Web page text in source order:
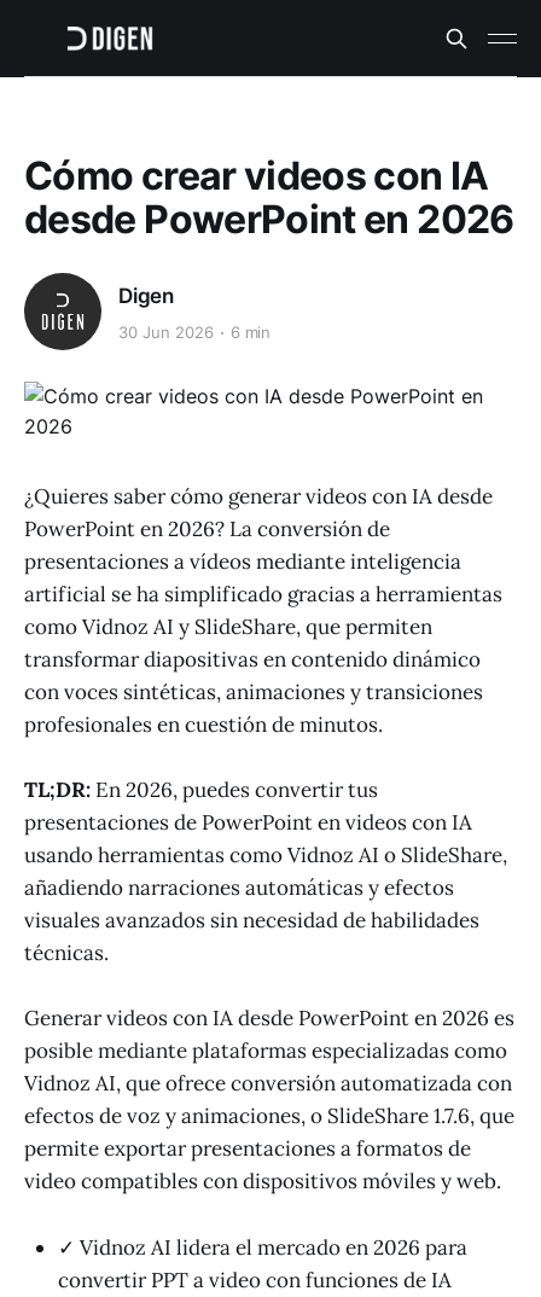
Cómo crear videos con IA
desde PowerPoint en 2026
Digen
30 Jun 2026 6 min
¿Quieres saber cómo generar videos con IA desde
PowerPoint en 2026? La conversión de
presentaciones a vídeos mediante inteligencia
artificial se ha simplificado gracias a herramientas
como Vidnoz AI y SlideShare, que permiten
transformar diapositivas en contenido dinámico
con voces sintéticas, animaciones y transiciones
profesionales en cuestión de minutos.
TL;DR: En 2026, puedes convertir tus
presentaciones de PowerPoint en videos con IA
usando herramientas como Vidnoz AI o SlideShare,
añadiendo narraciones automáticas y efectos
visuales avanzados sin necesidad de habilidades
técnicas.
Generar videos con IA desde PowerPoint en 2026 es
posible mediante plataformas especializadas como
Vidnoz AI, que ofrece conversión automatizada con
efectos de voz y animaciones, o SlideShare 1.7.6, que
permite exportar presentaciones a formatos de
video compatibles con dispositivos móviles y web.
✓ Vidnoz AI lidera el mercado en 2026 para
convertir PPT a video con funciones de IA